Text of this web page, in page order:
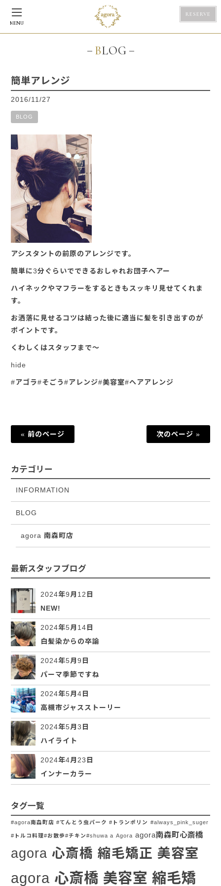
MENU
RESERVE
BLOG
簡単アレンジ
2016/11/27
BLOG
アシスタントの前原のアレンジです。
簡単に3分ぐらいでできるおしゃれお団子へアー
ハイネックやマフラーをするときもスッキリ見せてくれま
す。
お洒落に見せるコツは結った後に適当に髪を引き出すのが
ポイントです。
くわしくはスタッフまで～
hide
#アゴラ#そごう#アレンジ#美容室#ヘアアレンジ
« 前のページ 次のページ »
カテゴリー
INFORMATION
BLOG
agora 南森町店
最新スタッフブログ
2024年9月12日
NEW!
2024年5月14日
白髪染からの卒論
2024年5月9日
パーマ季節ですね
2024年5月4日
高槻市ジャスストーリー
2024年5月3日
ハイライト
2024年4月23日
インナーカラー
タグ一覧
#agora南森町店 #てんとう虫パーク #トランポリン #always_pink_suger
#トルコ料理#お散歩#チキン#shuwa a Agora agora南森町心斎橋
agora 心斎橋 縮毛矯正 美容室
agora 心斎橋 美容室 縮毛矯